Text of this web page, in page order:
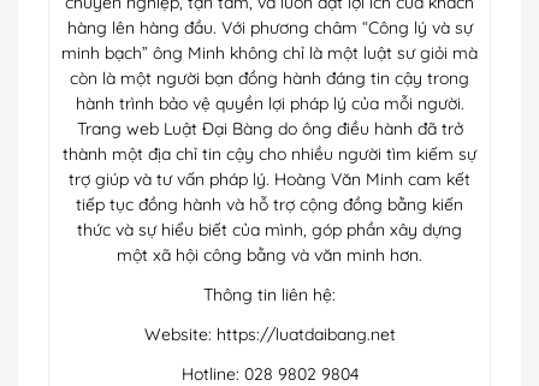
hàng lên hàng đầu. Với phương châm “Công lý và sự
minh bạch” ông Minh không chỉ là một luật sư giỏi mà
còn là một người bạn đồng hành đáng tin cậy trong
hành trình bảo vệ quyền lợi pháp lý của mỗi người.
Trang web Luật Đại Bàng do ông điều hành đã trở
thành một địa chỉ tin cậy cho nhiều người tìm kiếm sự
trợ giúp và tư vấn pháp lý. Hoàng Văn Minh cam kết
tiếp tục đồng hành và hỗ trợ cộng đồng bằng kiến
thức và sự hiểu biết của mình, góp phần xây dựng
một xã hội công bằng và văn minh hơn.
Thông tin liên hệ:
Website: https://luatdaibang.net
Hotline: 028 9802 9804